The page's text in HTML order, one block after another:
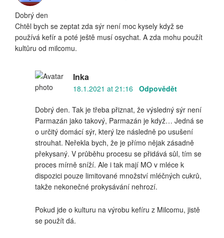
Dobrý den
Chtěl bych se zeptat zda sýr není moc kysely když se
používá kefír a poté ještě musí osychat. A zda mohu použít
kultůru od milcomu.
Inka
18.1.2021 at 21:16 Odpovědět
Dobrý den. Tak je třeba přiznat, že výsledný sýr není
Parmazán jako takový, Parmazán je když… Jedná se
o určitý domácí sýr, který lze následně po usušení
strouhat. Neřekla bych, že je přímo nějak zásadně
překysaný. V průběhu procesu se přidává sůl, tím se
proces mírně sníží. Ale i tak mají MO v mléce k
dispozici pouze limitované množství mléčných cukrů,
takže nekonečné prokysávání nehrozí.
Pokud jde o kulturu na výrobu kefíru z Milcomu, jistě
se použít dá.